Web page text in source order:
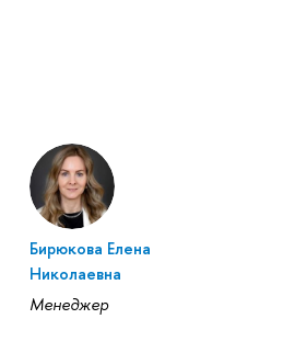
Бирюкова Елена
Николаевна
Менеджер